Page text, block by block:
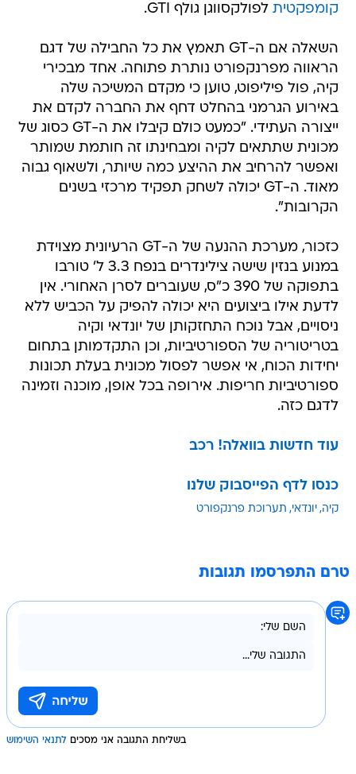
קומפקטית לפולקסווגן גולף GTI.
השאלה אם ה-GT תאמץ את כל החבילה של דגם
הראווה מפרנקפורט נותרת פתוחה. אחד מבכירי
קיה, פול פיליפוט, טוען כי מקדם המשיכה שלה
באירוע הגרמני בהחלט דחף את החברה לקדם את
ייצורה העתידי. "כמעט כולם קיבלו את ה-GT כסוג של
מכונית שתתאים לקיה ומבחינתו זה חותמת שמותר
ואפשר להרחיב את ההיצע כמה שיותר, ולשאוף גבוה
מאוד. ה-GT יכולה לשחק תפקיד מרכזי בשנים
הקרובות".
כזכור, מערכת ההנעה של ה-GT הרעיונית מצוידת
במנוע בנזין שישה צילינדרים בנפח 3.3 ל' טורבו
בתפוקה של 390 כ"ס, שעוברים לסרן האחורי. אין
לדעת אילו ביצועים היא יכולה להפיק על הכביש ללא
ניסויים, אבל נוכח התחזקותן של יונדאי וקיה
בטריטוריה של הספורטיביות, וכן התקדמותן בתחום
יחידות הכוח, אי אפשר לפסול מכונית בעלת תכונות
ספורטיביות חריפות. אירופה בכל אופן, מוכנה וזמינה
לדגם כזה.
עוד חדשות בוואלה! רכב
כנסו לדף הפייסבוק שלנו
קיה יונדאי תערוכת פרנקפורט
טרם התפרסמו תגובות
בשליחת התגובה אני מסכים לתנאי השימוש